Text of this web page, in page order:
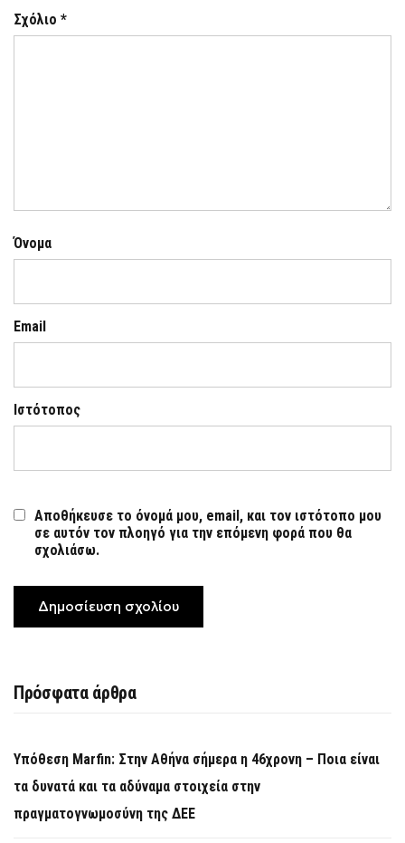
Σχόλιο *
Όνομα
Email
Ιστότοπος
Αποθήκευσε το όνομά μου, email, και τον ιστότοπο μου
σε αυτόν τον πλοηγό για την επόμενη φορά που θα
σχολιάσω.
Πρόσφατα άρθρα
Υπόθεση Marfin: Στην Αθήνα σήμερα η 46χρονη – Ποια είναι
τα δυνατά και τα αδύναμα στοιχεία στην
πραγματογνωμοσύνη της ΔΕΕ